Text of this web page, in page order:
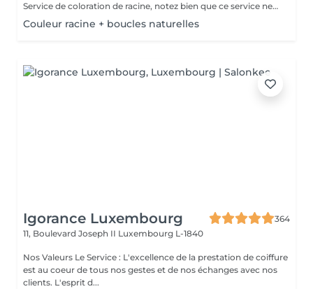
Service de coloration de racine, notez bien que ce service ne permet pas d‘effectuer d’importants éclaircissements tel qu‘un balayage ou des mèches.
Couleur racine + boucles naturelles
Igorance Luxembourg
364
11, Boulevard Joseph II Luxembourg L-1840
Nos Valeurs Le Service : L'excellence de la prestation de coiffure
est au coeur de tous nos gestes et de nos échanges avec nos
clients. L'esprit d...